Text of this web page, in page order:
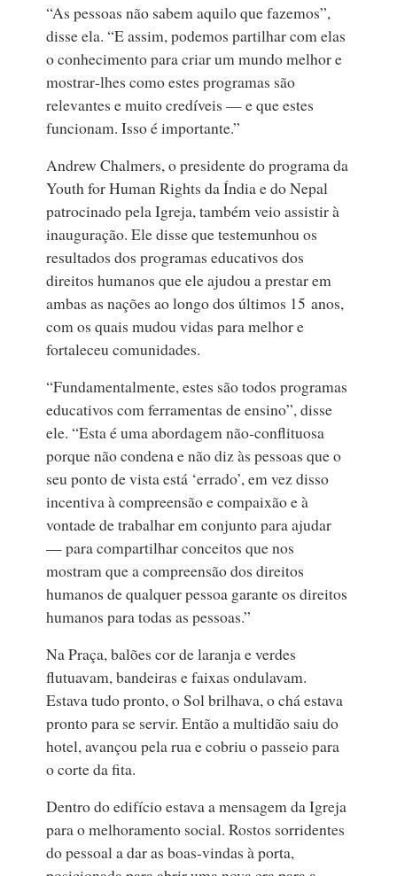
“As pessoas não sabem aquilo que fazemos”,
disse ela. “E assim, podemos partilhar com elas
o conhecimento para criar um mundo melhor e
mostrar‑lhes como estes programas são
relevantes e muito credíveis — e que estes
funcionam. Isso é importante.”
Andrew Chalmers, o presidente do programa da
Youth for Human Rights da Índia e do Nepal
patrocinado pela Igreja, também veio assistir à
inauguração. Ele disse que testemunhou os
resultados dos programas educativos dos
direitos humanos que ele ajudou a prestar em
ambas as nações ao longo dos últimos 15 anos,
com os quais mudou vidas para melhor e
fortaleceu comunidades.
“Fundamentalmente, estes são todos programas
educativos com ferramentas de ensino”, disse
ele. “Esta é uma abordagem não‑conflituosa
porque não condena e não diz às pessoas que o
seu ponto de vista está ‘errado’, em vez disso
incentiva à compreensão e compaixão e à
vontade de trabalhar em conjunto para ajudar
— para compartilhar conceitos que nos
mostram que a compreensão dos direitos
humanos de qualquer pessoa garante os direitos
humanos para todas as pessoas.”
Na Praça, balões cor de laranja e verdes
flutuavam, bandeiras e faixas ondulavam.
Estava tudo pronto, o Sol brilhava, o chá estava
pronto para se servir. Então a multidão saiu do
hotel, avançou pela rua e cobriu o passeio para
o corte da fita.
Dentro do edifício estava a mensagem da Igreja
para o melhoramento social. Rostos sorridentes
do pessoal a dar as boas‑vindas à porta,